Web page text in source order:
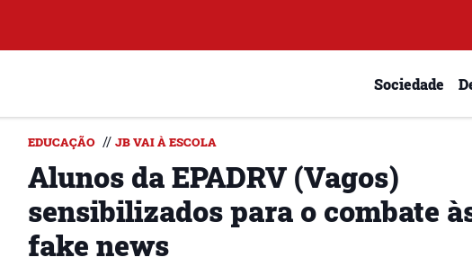
Sociedade
EDUCAÇÃO // JB VAI À ESCOLA
Alunos da EPADRV (Vagos)
sensibilizados para o combate
fake news